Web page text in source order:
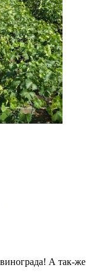
А так-же